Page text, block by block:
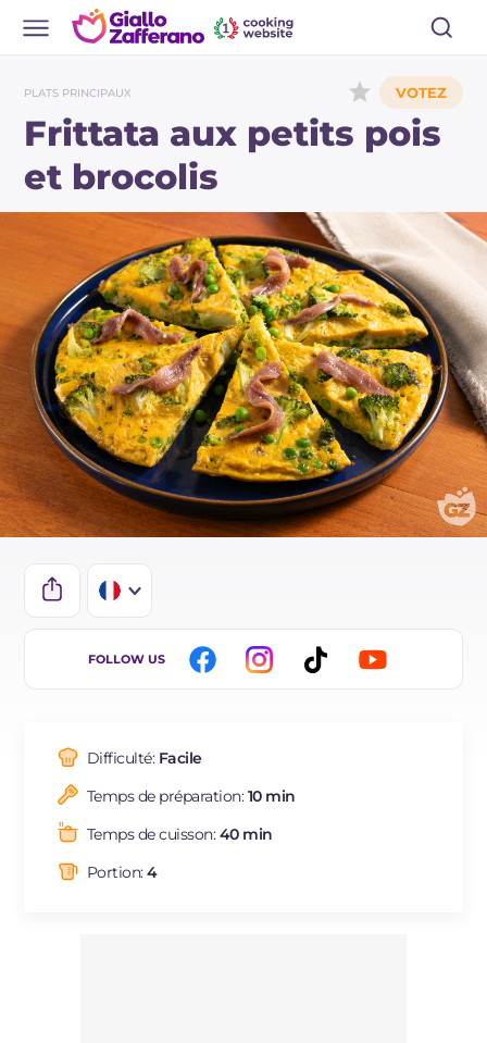
PLATS PRINCIPAUX
Frittata aux petits pois
et brocolis
IT
ES
NL
BR
FOLLOW US
Difficulté: Facile
Temps de préparation:10 min
Temps de cuisson:40 min
Portion:4